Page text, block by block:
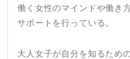
働く女性のマインドや働き
サポートを行っている。
大人女子が自分を知るため